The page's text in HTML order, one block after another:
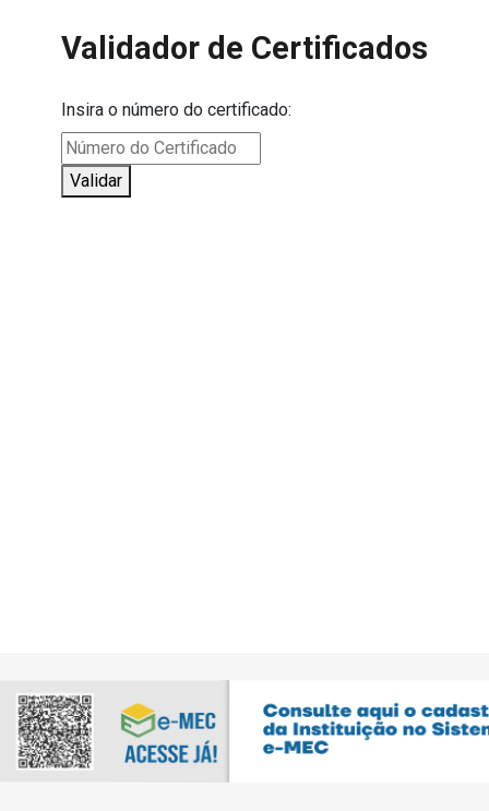
Validador de Certificados
Insira o número do certificado:
Validar